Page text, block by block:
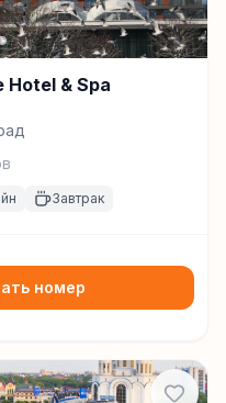
& Spa
Завтрак
номер